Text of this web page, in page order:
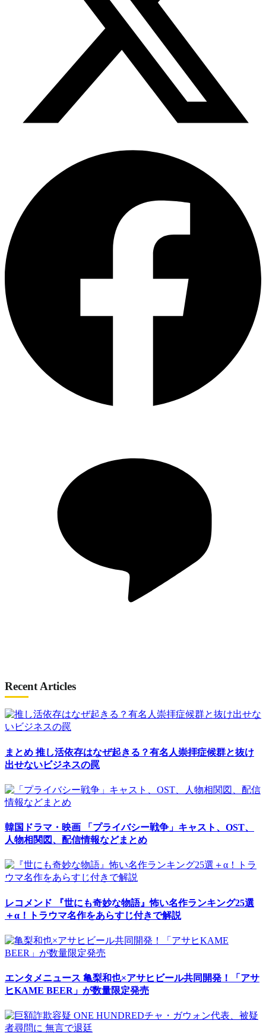
Recent Articles
まとめ 推し活依存はなぜ起きる？有名人崇拝症候群と抜け
出せないビジネスの罠
韓国ドラマ・映画 「プライバシー戦争」キャスト、OST、
人物相関図、配信情報などまとめ
レコメンド 『世にも奇妙な物語』怖い名作ランキング25選
＋α！トラウマ名作をあらすじ付きで解説
エンタメニュース 亀梨和也×アサヒビール共同開発！「アサ
ヒKAME BEER」が数量限定発売